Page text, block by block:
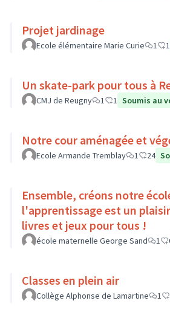
Projet jardinage
Ecole élémentaire Marie Curie 1 1
Un skate-park pour tous à
CMJ de Reugny 1 1 Soumis au
Notre cour aménagée et
Ecole Armande Tremblay 1 24
Ensemble, créons notre
l'apprentissage est un
livres et jeux pour tous !
école maternelle George Sand 1
Classes en plein air
Collège Alphonse de Lamartine 1